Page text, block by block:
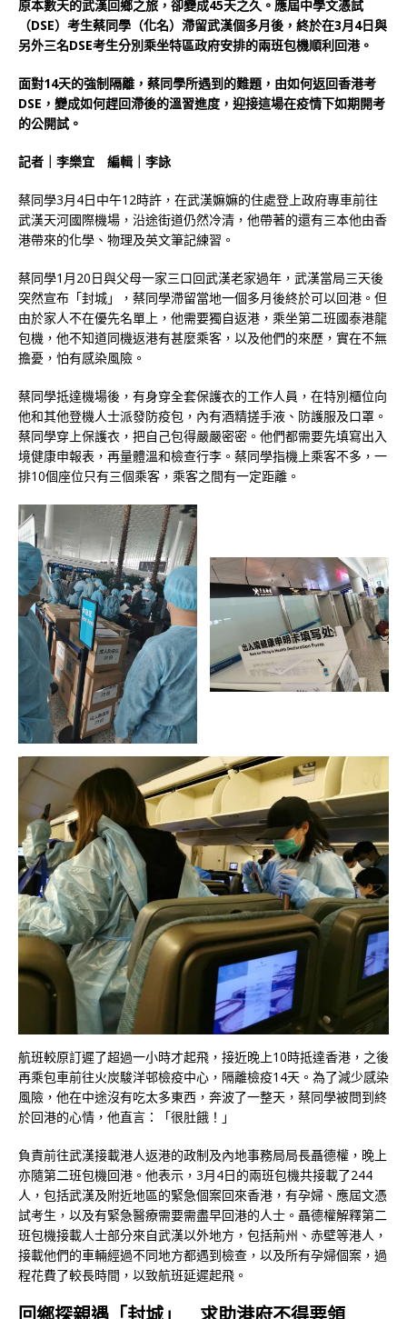
原本數天的武漢回鄉之旅，卻變成45天之久。應屆中學文憑試
（DSE）考生蔡同學（化名）滯留武漢個多月後，終於在3月4日與
另外三名DSE考生分別乘坐特區政府安排的兩班包機順利回港。
面對14天的強制隔離，蔡同學所遇到的難題，由如何返回香港考
DSE，變成如何趕回滯後的溫習進度，迎接這場在疫情下如期開考
的公開試。
記者｜李樂宜 編輯｜李詠
蔡同學3月4日中午12時許，在武漢嫲嫲的住處登上政府專車前往
武漢天河國際機場，沿途街道仍然冷清，他帶著的還有三本他由香
港帶來的化學、物理及英文筆記練習。
蔡同學1月20日與父母一家三口回武漢老家過年，武漢當局三天後
突然宣布「封城」，蔡同學滯留當地一個多月後終於可以回港。但
由於家人不在優先名單上，他需要獨自返港，乘坐第二班國泰港龍
包機，他不知道同機返港有甚麼乘客，以及他們的來歷，實在不無
擔憂，怕有感染風險。
蔡同學抵達機場後，有身穿全套保護衣的工作人員，在特別櫃位向
他和其他登機人士派發防疫包，內有酒精搓手液、防護服及口罩。
蔡同學穿上保護衣，把自己包得嚴嚴密密。他們都需要先填寫出入
境健康申報表，再量體溫和檢查行李。蔡同學指機上乘客不多，一
排10個座位只有三個乘客，乘客之間有一定距離。
航班較原訂遲了超過一小時才起飛，接近晚上10時抵達香港，之後
再乘包車前往火炭駿洋邨檢疫中心，隔離檢疫14天。為了減少感染
風險，他在中途沒有吃太多東西，奔波了一整天，蔡同學被問到終
於回港的心情，他直言：「很肚餓！」
負責前往武漢接載港人返港的政制及內地事務局局長聶德權，晚上
亦隨第二班包機回港。他表示，3月4日的兩班包機共接載了244
人，包括武漢及附近地區的緊急個案回來香港，有孕婦、應屆文憑
試考生，以及有緊急醫療需要需盡早回港的人士。聶德權解釋第二
班包機接載人士部分來自武漢以外地方，包括荊州、赤壁等港人，
接載他們的車輛經過不同地方都遇到檢查，以及所有孕婦個案，過
程花費了較長時間，以致航班延遲起飛。